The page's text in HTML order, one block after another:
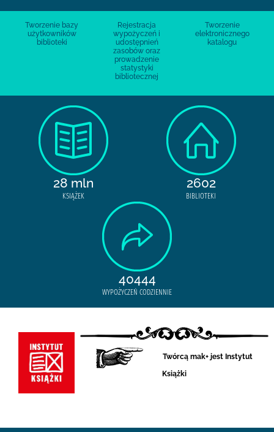
Tworzenie bazy
użytkowników
biblioteki
Rejestracja
wypożyczeń i
udostępnień
zasobów oraz
prowadzenie
statystyki
bibliotecznej
Tworzenie
elektronicznego
katalogu
28 mln
KSIĄŻEK
2602
BIBLIOTEKI
40444
WYPOŻYCZEŃ CODZIENNIE
Twórcą mak+ jest Instytut
Książki